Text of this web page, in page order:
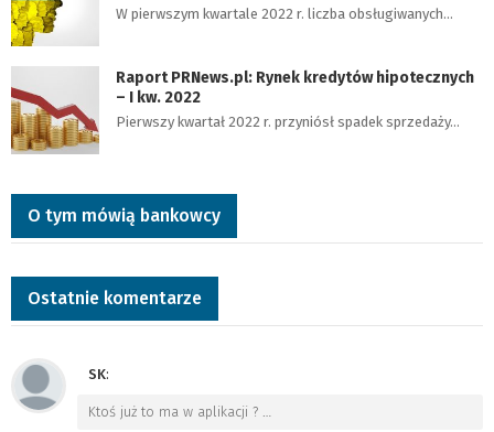
W pierwszym kwartale 2022 r. liczba obsługiwanych…
Raport PRNews.pl: Rynek kredytów hipotecznych
– I kw. 2022
Pierwszy kwartał 2022 r. przyniósł spadek sprzedaży…
O tym mówią bankowcy
Ostatnie komentarze
SK:
Ktoś już to ma w aplikacji ? …